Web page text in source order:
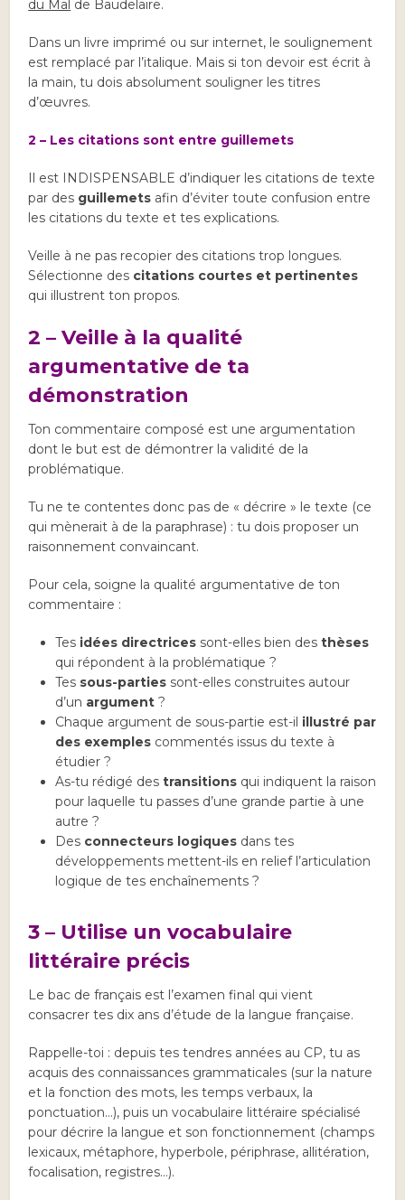
du Mal de Baudelaire.
Dans un livre imprimé ou sur internet, le soulignement
est remplacé par l’italique. Mais si ton devoir est écrit à
la main, tu dois absolument souligner les titres
d’œuvres.
2 – Les citations sont entre guillemets
Il est INDISPENSABLE d’indiquer les citations de texte
par des guillemets afin d’éviter toute confusion entre
les citations du texte et tes explications.
Veille à ne pas recopier des citations trop longues.
Sélectionne des citations courtes et pertinentes
qui illustrent ton propos.
2 – Veille à la qualité
argumentative de ta
démonstration
Ton commentaire composé est une argumentation
dont le but est de démontrer la validité de la
problématique.
Tu ne te contentes donc pas de « décrire » le texte (ce
qui mènerait à de la paraphrase) : tu dois proposer un
raisonnement convaincant.
Pour cela, soigne la qualité argumentative de ton
commentaire :
Tes idées directrices sont-elles bien desthèses
qui répondent à la problématique ?
Tes sous-parties sont-elles construites autour
d’un argument ?
Chaque argument de sous-partie est-il illustré par
des exemples commentés issus du texte à
étudier ?
As-tu rédigé des transitions qui indiquent la raison
pour laquelle tu passes d’une grande partie à une
autre ?
Des connecteurs logiques dans tes
développements mettent-ils en relief l’articulation
logique de tes enchaînements ?
3 – Utilise un vocabulaire
littéraire précis
Le bac de français est l’examen final qui vient
consacrer tes dix ans d’étude de la langue française.
Rappelle-toi : depuis tes tendres années au CP, tu as
acquis des connaissances grammaticales (sur la nature
et la fonction des mots, les temps verbaux, la
ponctuation…), puis un vocabulaire littéraire spécialisé
pour décrire la langue et son fonctionnement (champs
lexicaux, métaphore, hyperbole, périphrase, allitération,
focalisation, registres…).